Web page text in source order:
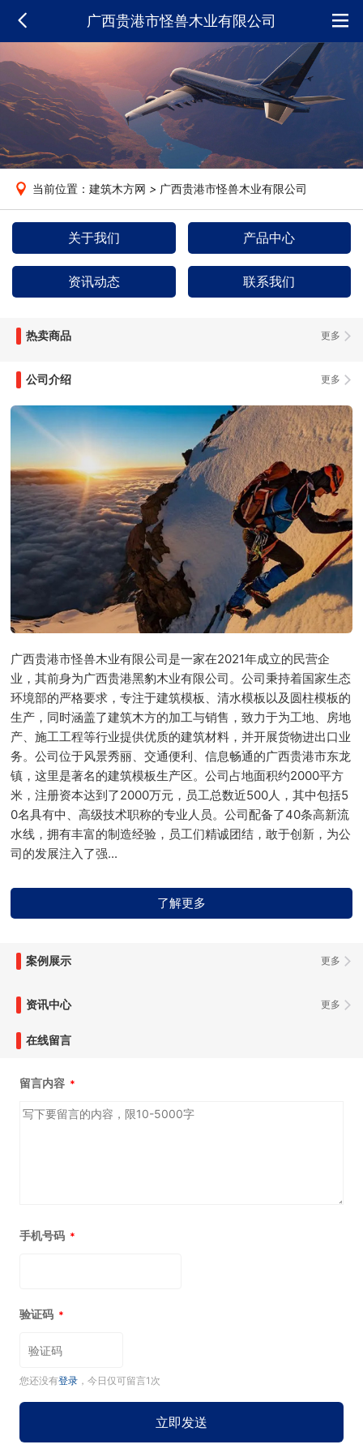
广西贵港市怪兽木业有限公司
当前位置：建筑木方网 > 广西贵港市怪兽木业有限公司
关于我们 产品中心
资讯动态 联系我们
更多
热卖商品
更多
公司介绍
广西贵港市怪兽木业有限公司是一家在2021年成立的民营企
业，其前身为广西贵港黑豹木业有限公司。公司秉持着国家生态
环境部的严格要求，专注于建筑模板、清水模板以及圆柱模板的
生产，同时涵盖了建筑木方的加工与销售，致力于为工地、房地
产、施工工程等行业提供优质的建筑材料，并开展货物进出口业
务。公司位于风景秀丽、交通便利、信息畅通的广西贵港市东龙
镇，这里是著名的建筑模板生产区。公司占地面积约2000平方
米，注册资本达到了2000万元，员工总数近500人，其中包括5
0名具有中、高级技术职称的专业人员。公司配备了40条高新流
水线，拥有丰富的制造经验，员工们精诚团结，敢于创新，为公
司的发展注入了强...
了解更多
更多
案例展示
更多
资讯中心
在线留言
留言内容 *
手机号码 *
验证码 *
您还没有登录 ，今日仅可留言1次